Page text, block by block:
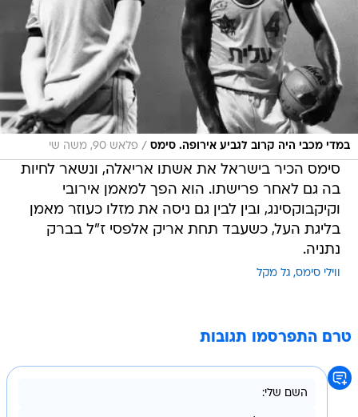
במדי מכבי היה קרוב לגביע אירופה. סימס / פלאש 90, משה שי
סימס הכיר בישראל את אשתו אריאלה, ונשאר לחיות
בה גם לאחר פרישתו. הוא הפך למאמן אירובי
וקיקבוקסינג, ובין לבין גם ניסה את מזלו כעוזר מאמן
בליגת העל, כשעבד תחת אריק אלפסי ז"ל בברק
נתניה.
ווילי סימס גל מקל
טרם התפרסמו תגובות